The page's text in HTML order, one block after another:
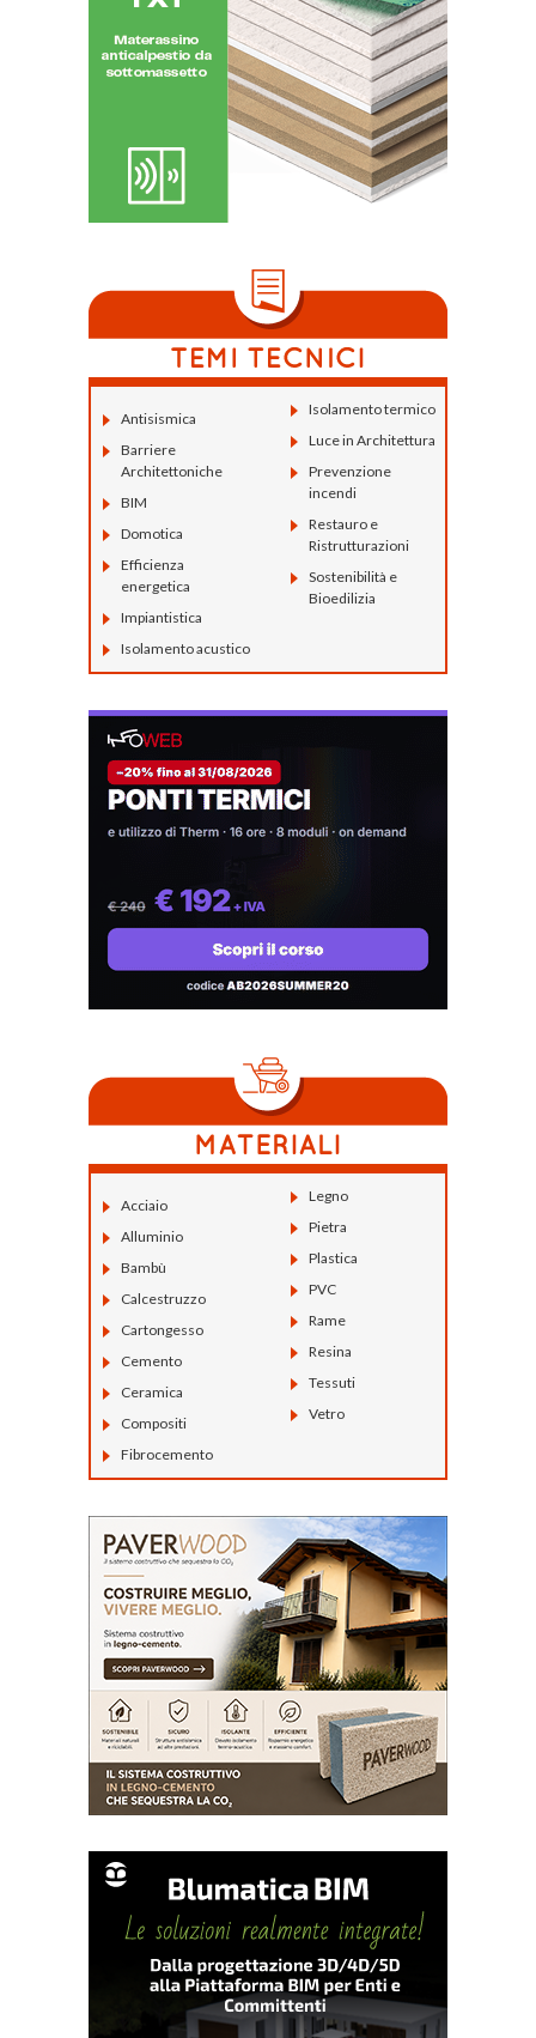
Antisismica
Barriere
Architettoniche
BIM
Domotica
Efficienza
energetica
Impiantistica
Isolamento acustico
Isolamento termico
Luce in Architettura
Prevenzione
incendi
Restauro e
Ristrutturazioni
Sostenibilità e
Bioedilizia
Acciaio
Alluminio
Bambù
Calcestruzzo
Cartongesso
Cemento
Ceramica
Compositi
Fibrocemento
Legno
Pietra
Plastica
PVC
Rame
Resina
Tessuti
Vetro